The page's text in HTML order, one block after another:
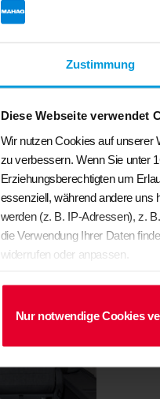
Zustimmung
Diese Webseite verwendet
Wir nutzen Cookies auf unserer
zu verbessern. Wenn Sie unter
Erziehungsberechtigten um
essenziell, während andere uns
werden (z. B. IP-Adressen), z.
die Verwendung Ihrer Daten
widerrufen oder anpassen.
Nur notwendige Cookies